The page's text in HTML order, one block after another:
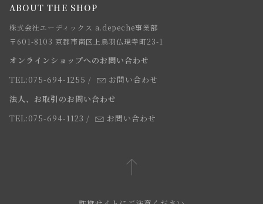
お支払方法について
お届けについて
よくあるご質問
webカタログ
店舗一覧
求人情報
法人のお客様
スタッフ
ABOUT THE SHOP
株式会社エーディックス a.depeche事業部
〒601-8103 京都市南区上鳥羽仏現寺町23-1
オンラインショップへのお問い合わせ
TEL:075-694-1255 /
お問い合わせ
法人、お取引のお問い合わせ
TEL:075-694-1123 / お問い合わせ